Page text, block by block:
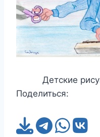
Детские
Поделиться: